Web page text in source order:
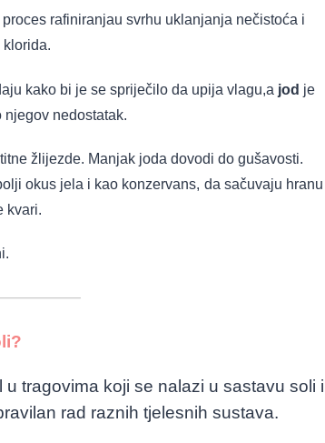
rafiniranjau svrhu uklanjanja nečistoća i
kako bi je se spriječilo da upija vlagu,a jod je
nedostatak.
žlijezde. Manjak joda dovodi do gušavosti.
okus jela i kao konzervans, da sačuvaju hranu
kvari.
u tragovima koji se nalazi u sastavu soli i
rad raznih tjelesnih sustava.